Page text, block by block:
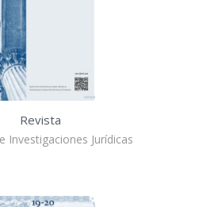
Revista
Investigaciones Jurídicas